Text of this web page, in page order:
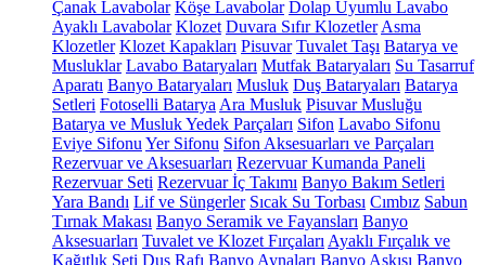
Çanak Lavabolar Köşe Lavabolar Dolap Uyumlu Lavabo
Ayaklı Lavabolar Klozet Duvara Sıfır Klozetler Asma
Klozetler Klozet Kapakları Pisuvar Tuvalet Taşı Batarya ve
Musluklar Lavabo Bataryaları Mutfak Bataryaları Su Tasarruf
Aparatı Banyo Bataryaları Musluk Duş Bataryaları Batarya
Setleri Fotoselli Batarya Ara Musluk Pisuvar Musluğu
Batarya ve Musluk Yedek Parçaları Sifon Lavabo Sifonu
Eviye Sifonu Yer Sifonu Sifon Aksesuarları ve Parçaları
Rezervuar ve Aksesuarları Rezervuar Kumanda Paneli
Rezervuar Seti Rezervuar İç Takımı Banyo Bakım Setleri
Yara Bandı Lif ve Süngerler Sıcak Su Torbası Cımbız Sabun
Tırnak Makası Banyo Seramik ve Fayansları Banyo
Aksesuarları Tuvalet ve Klozet Fırçaları Ayaklı Fırçalık ve
Kağıtlık Seti Duş Rafı Banyo Aynaları Banyo Askısı Banyo